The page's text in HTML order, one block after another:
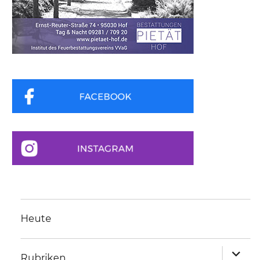
Heute
Rubriken